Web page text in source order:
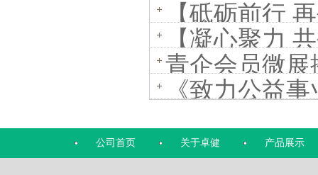
【砥砺前行
圆满结束！
【凝心聚力
青企会员微
《致力公益
公司首页 关于卓健 产品展示